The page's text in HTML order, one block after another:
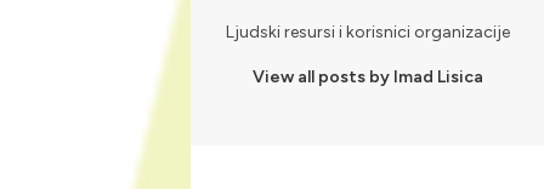
Ljudski resursi i korisnici organizacije
View all posts by Imad Lisica